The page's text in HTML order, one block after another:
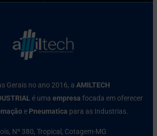
Gerais no ano 2016, a AMILTECH
é uma empresa focada em oferecer
e Pneumatica para as Industrias.
Nº 380, Tropical, Cotagem-MG